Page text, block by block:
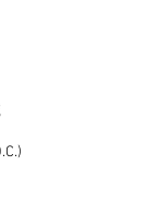
482巷11號
Rd.
(R.O.C.)